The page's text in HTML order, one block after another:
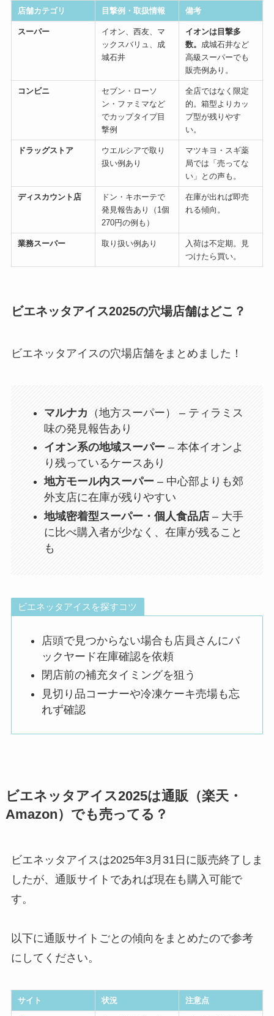
店舗カテゴリ 目撃例・取扱情報 備考
スーパー
イオン、西友、マ
ックスバリュ、成
城石井
イオンは目撃多
数。 成城石井など
高級スーパーでも
販売例あり。
コンビニ
セブン・ローソ
ン・ファミマなど
でカップタイプ目
撃例
全店ではなく限定
的。箱型よりカッ
プ型が残りやす
い。
ドラッグストア
ウエルシアで取り
扱い例あり
マツキヨ・スギ薬
局では「売ってな
い」との声も。
ディスカウント店
ドン・キホーテで
発見報告あり（1個
270円の例も）
在庫が出れば即売
れる傾向。
業務スーパー 取り扱い例あり
入荷は不定期。見
つけたら買い。
ビエネッタアイス2025の穴場店舗はどこ？
ビエネッタアイスの穴場店舗をまとめました！
マルナカ （地方スーパー） – ティラミス
味の発見報告あり
イオン系の地域スーパー– 本体イオンよ
り残っているケースあり
地方モール内スーパー – 中心部よりも郊
外支店に在庫が残りやすい
地域密着型スーパー・個人食品店– 大手
に比べ購入者が少なく、在庫が残ること
も
ビエネッタアイスを探すコツ
店頭で見つからない場合も店員さんにバ
ックヤード在庫確認を依頼
閉店前の補充タイミングを狙う
見切り品コーナーや冷凍ケーキ売場も忘
れず確認
ビエネッタアイス2025は通販（楽天・
Amazon）でも売ってる？
ビエネッタアイスは2025年3月31日に販売終了しま
したが、通販サイトであれば現在も購入可能で
す。
以下に通販サイトごとの傾向をまとめたので参考
にしてください。
サイト 状況 注意点